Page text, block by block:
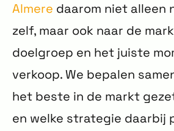
Almere daarom niet alleen
zelf, maar ook naar de
doelgroep en het juiste
verkoop. We bepalen
het beste in de markt
en welke strategie daarbij